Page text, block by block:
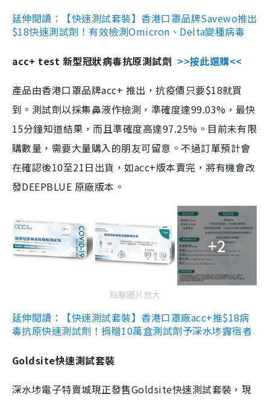
延伸閱讀：【快速測試套裝】香港口罩品牌Savewo推出
$18快速測試劑！有效檢測Omicron、Delta變種病毒
acc+ test 新型冠狀病毒抗原測試劑 >>按此選購<<
產品由香港口罩品牌acc+ 推出，抗疫價只要$18就買
到。測試劑以採集鼻液作檢測，準確度達99.03%，最快
15分鐘知道結果，而且準確度高達97.25%。目前未有限
購數量，需要大量購入的朋友可留意。不過訂單預計會
在確認後10至21日出貨，如acc+版本賣完，將有機會改
發DEEPBLUE 原廠版本。
+2
點擊圖片放大
延伸閱讀：【快速測試套裝】香港口罩廠acc+推$18病
毒抗原快速測試劑！捐贈10萬盒測試劑予深水埗露宿者
Goldsite快速測試套裝
深水埗電子特賣城現正發售Goldsite快速測試套裝，現